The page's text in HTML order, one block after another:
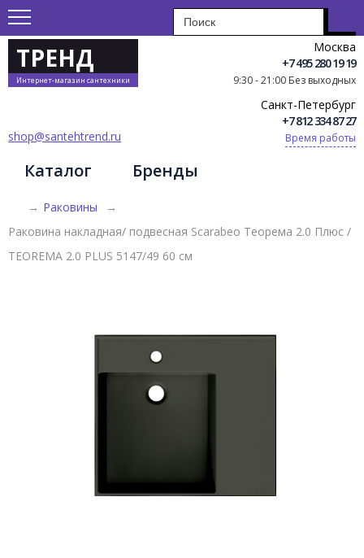
ТРЕНД
Интернет-магазин сантехники
Москва
+7 495 280 19 19
9:30 - 21:00 Без выходных
Санкт-Петербург
+7 812 334 87 27
Время работы
shop@santehtrend.ru
Каталог Бренды
→ Раковины
→
Раковина накладная/ подвесная Scarabeo Теорема 2.0 Плюс /
TEOREMA 2.0 PLUS 5147/49 60 см